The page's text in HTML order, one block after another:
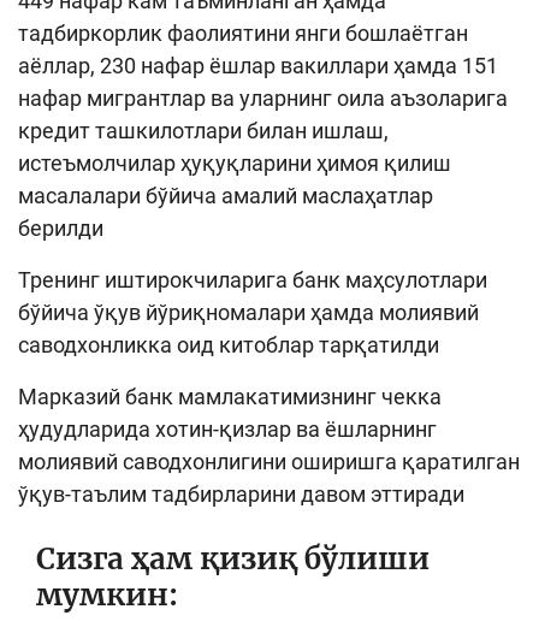
тадбиркорлик фаолиятини янги бошлаётган
аёллар, 230 нафар ёшлар вакиллари ҳамда 151
нафар мигрантлар ва уларнинг оила аъзоларига
кредит ташкилотлари билан ишлаш,
истеъмолчилар ҳуқуқларини ҳимоя қилиш
масалалари бўйича амалий маслаҳатлар
берилди
Тренинг иштирокчиларига банк маҳсулотлари
бўйича ўқув йўриқномалари ҳамда молиявий
саводхонликка оид китоблар тарқатилди
Марказий банк мамлакатимизнинг чекка
ҳудудларида хотин-қизлар ва ёшларнинг
молиявий саводхонлигини оширишга қаратилган
ўқув-таълим тадбирларини давом эттиради
Сизга ҳам қизиқ бўлиши
мумкин: